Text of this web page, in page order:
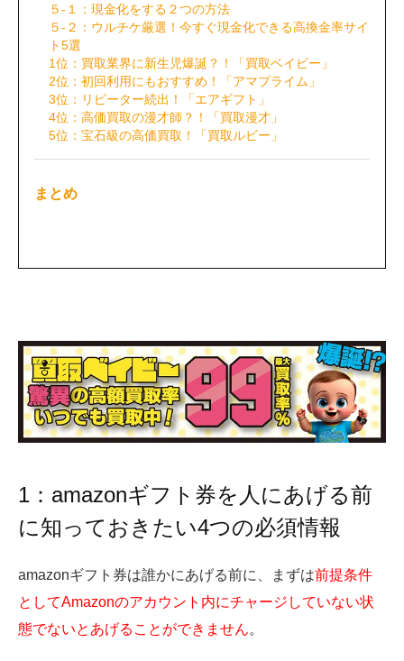
５-１：現金化をする２つの方法
５-２：ウルチケ厳選！今すぐ現金化できる高換金率サイ
ト5選
1位：買取業界に新生児爆誕？！「買取ベイビー」
2位：初回利用にもおすすめ！「アマプライム」
3位：リピーター続出！「エアギフト」
4位：高価買取の漫才師？！「買取漫才」
5位：宝石級の高価買取！「買取ルビー」
まとめ
1：amazonギフト券を人にあげる前
に知っておきたい4つの必須情報
amazonギフト券は誰かにあげる前に、まずは前提条件
としてAmazonのアカウント内にチャージしていない状
態でないとあげることができません。